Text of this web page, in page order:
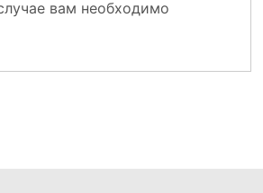
вам необходимо